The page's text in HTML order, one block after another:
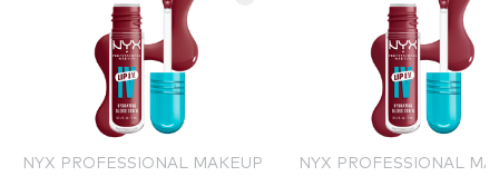
NYX PROFESSIONAL MAKEUP NYX PROFESSIONAL